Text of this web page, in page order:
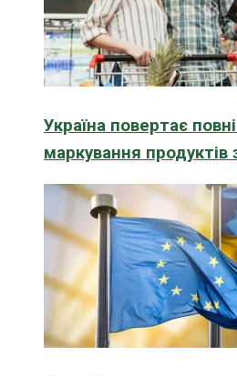
Україна повертає
маркування продуктів